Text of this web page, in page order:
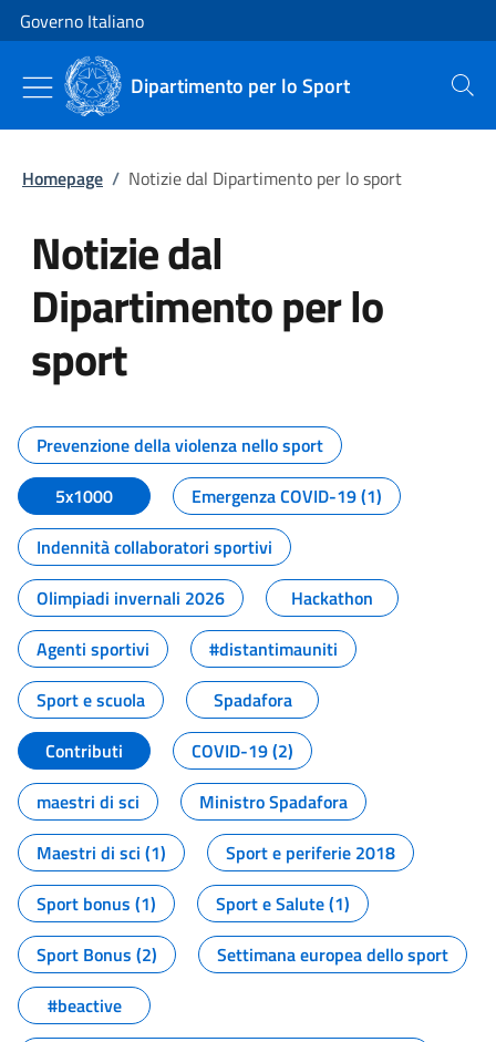
Vai al contenuto
Vai alla navigazione del sito
Governo Italiano
Dipartimento per lo Sport Cerca
Homepage / Notizie dal Dipartimento per lo sport
Notizie dal
Dipartimento per lo
sport
Tutti i contenuti della pagina
Prevenzione della violenza nello sport
5x1000
Emergenza COVID-19 (1)
Indennità collaboratori sportivi
Olimpiadi invernali 2026
Hackathon
Agenti sportivi
#distantimauniti
Sport e scuola
Spadafora
Contributi
COVID-19 (2)
maestri di sci
Ministro Spadafora
Maestri di sci (1)
Sport e periferie 2018
Sport bonus (1)
Sport e Salute (1)
Sport Bonus (2)
Settimana europea dello sport
#beactive